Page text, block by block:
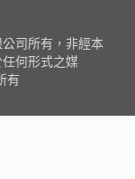
司所有，非經本
何形式之媒
有